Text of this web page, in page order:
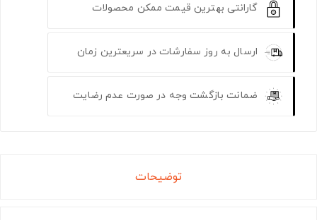
گارانتی بهترین قیمت ممکن محصولات
ارسال به روز سفارشات در سریعترین زمان
ضمانت بازگشت وجه در صورت عدم رضایت
توضیحات